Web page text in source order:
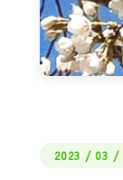
2023 /03 /